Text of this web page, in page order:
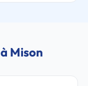
Mison